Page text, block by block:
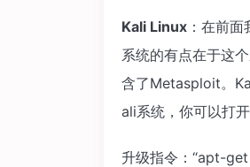
Kali Linux ：在前
系统的有点在于这
含了Metasploit。
ali系统，你可以打
升级指令：“apt-